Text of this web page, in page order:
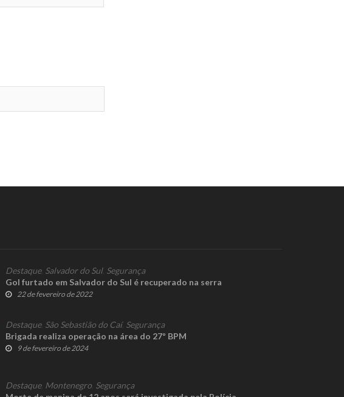
Destaque, Salvador do Sul, Segurança
Gol furtado em Salvador do Sul é recuperado na serra
22 de fevereiro de 2022
Destaque, São Sebastião do Caí, Segurança
Brigada realiza operação na área do 27º BPM
9 de fevereiro de 2024
Destaque, Montenegro Segurança